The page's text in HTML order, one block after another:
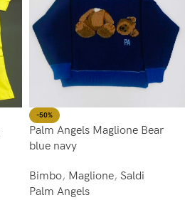
-50%
Palm Angels Maglione Bear
blue navy
Bimbo, Maglione, Saldi
Palm Angels